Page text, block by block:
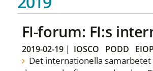
FI-forum: FI:s
2019-02-19| IOSCO PODD
Det internationella